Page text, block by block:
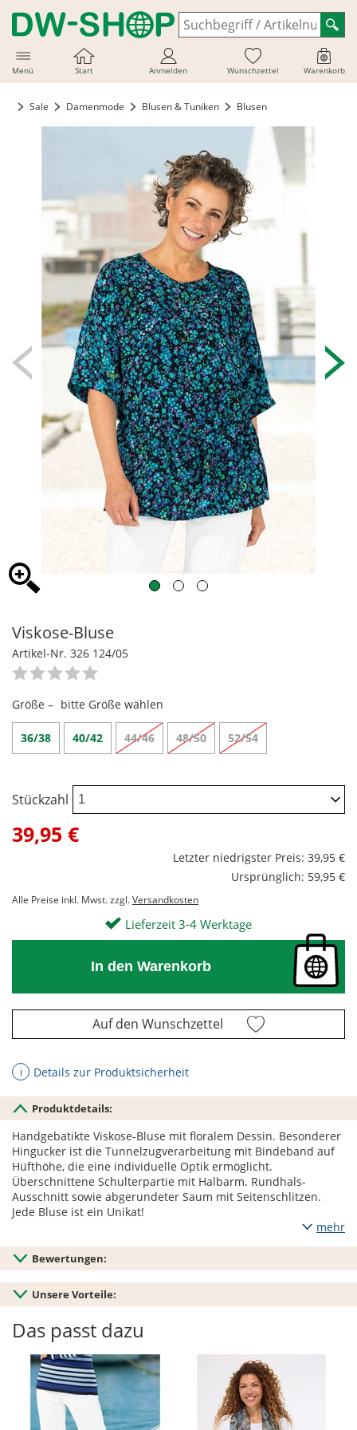
Menü Start Anmelden Wunschzettel Warenkorb
Sale Damenmode Blusen & Tuniken Blusen
Viskose-Bluse
Artikel-Nr. 326 124/05
Größe – bitte Größe wählen
36/38 40/42 44/46 48/50 52/54
Stückzahl
39,95 €
Letzter niedrigster Preis: 39,95 €
Ursprünglich: 59,95 €
Alle Preise inkl. Mwst. zzgl.Versandkosten
Lieferzeit 3-4 Werktage
In den Warenkorb
Auf den Wunschzettel
ℹ Details zur Produktsicherheit
Produktdetails:
Handgebatikte Viskose-Bluse mit floralem Dessin. Besonderer
Hingucker ist die Tunnelzugverarbeitung mit Bindeband auf
Hüfthöhe, die eine individuelle Optik ermöglicht.
Überschnittene Schulterpartie mit Halbarm. Rundhals-
Ausschnitt sowie abgerundeter Saum mit Seitenschlitzen.
Jede Bluse ist ein Unikat!
mehr
Bewertungen:
Unsere Vorteile:
Das passt dazu